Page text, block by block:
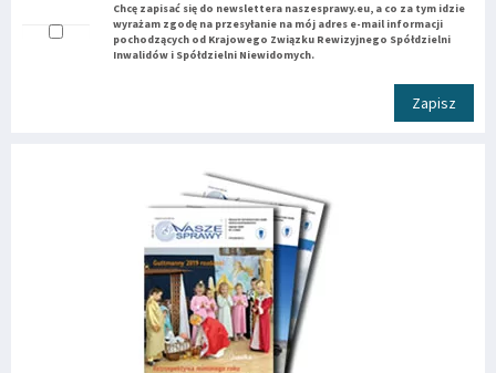
Chcę zapisać się do newslettera naszesprawy.eu, a co za tym idzie
wyrażam zgodę na przesyłanie na mój adres e-mail informacji
pochodzących od Krajowego Związku Rewizyjnego Spółdzielni
Inwalidów i Spółdzielni Niewidomych.
Zapisz